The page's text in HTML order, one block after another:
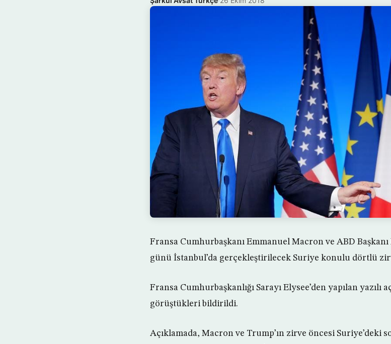
Fransa Cumhurbaşkanı Emmanuel Macron ve ABD
günü İstanbul’da gerçekleştirilecek Suriye konulu dörtlü
Fransa Cumhurbaşkanlığı Sarayı Elysee’den yapılan
görüştükleri bildirildi.
Açıklamada, Macron ve Trump’ın zirve öncesi